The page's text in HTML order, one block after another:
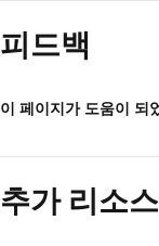
피드백
이 페이지가 도움이 되
추가 리소스